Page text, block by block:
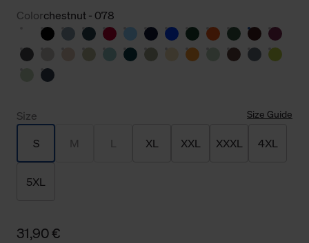
Colorchestnut - 078
Size Size Guide
S M L XL XXL XXXL 4XL
5XL
31,90 €